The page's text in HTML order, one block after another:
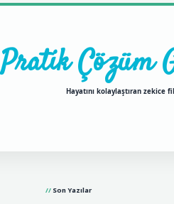
Pratik Çözüm
Hayatını kolaylaştıran zekice
Son Yazılar